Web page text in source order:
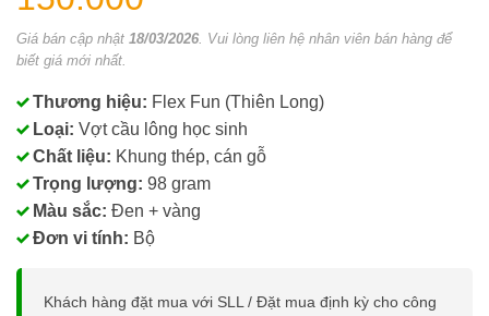
Giá bán cập nhật 18/03/2026 . Vui lòng liên hệ nhân viên bán hàng để
biết giá mới nhất.
Thương hiệu: Flex Fun (Thiên Long)
Loại: Vợt cầu lông học sinh
Chất liệu: Khung thép, cán gỗ
Trọng lượng: 98 gram
Màu sắc: Đen + vàng
Đơn vi tính: Bộ
Khách hàng đặt mua với SLL / Đặt mua định kỳ cho công